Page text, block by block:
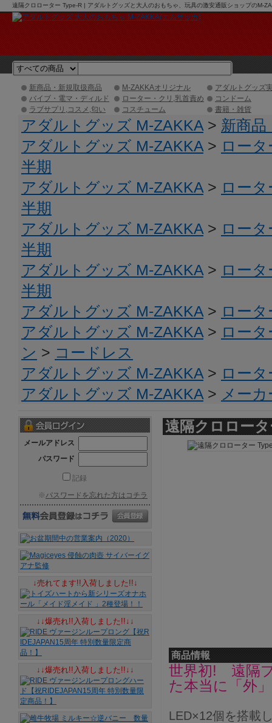
遠隔クロローター Type-R | アダルトグッズと大人のおもちゃ、玩具の激安通販ショップのM-
新商品・新規取扱商品 M-ZAKKAオリジナル
アダルトグッズ
バイブ・電マ・ディルド
ローター・クリ,乳首責め
コンドーム
ラブサプリ,コスメ,匂い
コスチューム 書籍・雑貨
アダルトグッズ M-ZAKKA > 新商品
アダルトグッズ M-ZAKKA > ロー
半期
アダルトグッズ M-ZAKKA > ロー
半期
アダルトグッズ M-ZAKKA > ロー
半期
アダルトグッズ M-ZAKKA > ロー
半期
アダルトグッズ M-ZAKKA > ロー
アダルトグッズ M-ZAKKA > ロー
ン > コードレス
アダルトグッズ M-ZAKKA > ロー
アダルトグッズ M-ZAKKA > メー
遠隔クロロー
商品情報
世界初! 遠隔
た本当に「外
LED×12個を搭載
メールアドレス
パスワード
記録
※パスワードを忘れた方はコチラ
↓売れてます!!入荷しました!!↓
↓↓爆売れ!!入荷しました!!↓↓
↓↓爆売れ!!入荷しました!!↓↓